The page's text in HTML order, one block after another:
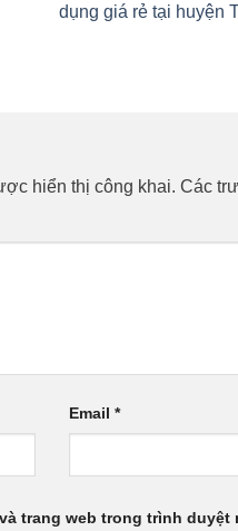
dụng giá rẻ tại huyện
hiển thị công khai. Các
Email *
trang web trong trình